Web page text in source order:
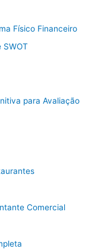
Físico Financeiro
SWOT
para Avaliação
Comercial